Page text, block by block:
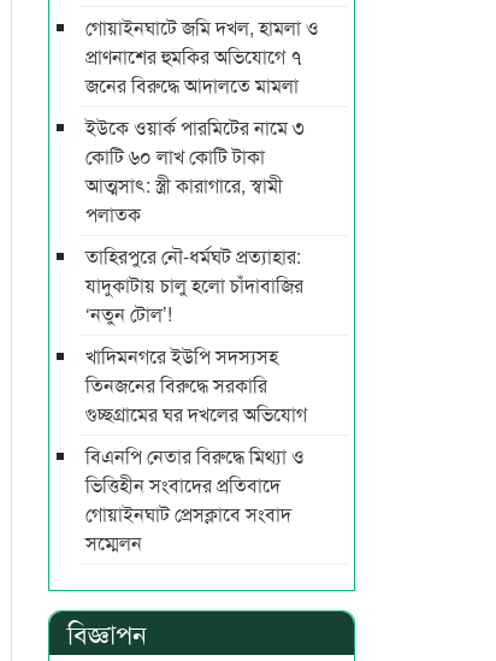
গোয়াইনঘাটে জমি দখল, হামলা ও
প্রাণনাশের হুমকির অভিযোগে ৭
জনের বিরুদ্ধে আদালতে মামলা
ইউকে ওয়ার্ক পারমিটের নামে ৩
কোটি ৬০ লাখ কোটি টাকা
আত্মসাৎ: স্ত্রী কারাগারে, স্বামী
পলাতক
তাহিরপুরে নৌ-ধর্মঘট প্রত্যাহার:
যাদুকাটায় চালু হলো চাঁদাবাজির
‘নতুন টোল’!
খাদিমনগরে ইউপি সদস্যসহ
তিনজনের বিরুদ্ধে সরকারি
গুচ্ছগ্রামের ঘর দখলের অভিযোগ
বিএনপি নেতার বিরুদ্ধে মিথ্যা ও
ভিত্তিহীন সংবাদের প্রতিবাদে
গোয়াইনঘাট প্রেসক্লাবে সংবাদ
সম্মেলন
বিজ্ঞাপন